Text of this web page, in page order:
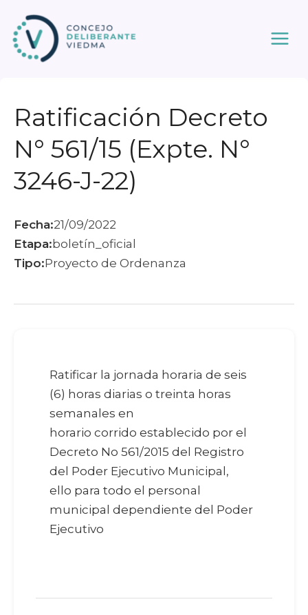
contenido
Ratificación Decreto
N° 561/15 (Expte. N°
3246-J-22)
Fecha:21/09/2022
Etapa:boletín_oficial
Tipo:Proyecto de Ordenanza
Ratificar la jornada horaria de seis
(6) horas diarias o treinta horas
semanales en
horario corrido establecido por el
Decreto No 561/2015 del Registro
del Poder Ejecutivo Municipal,
ello para todo el personal
municipal dependiente del Poder
Ejecutivo